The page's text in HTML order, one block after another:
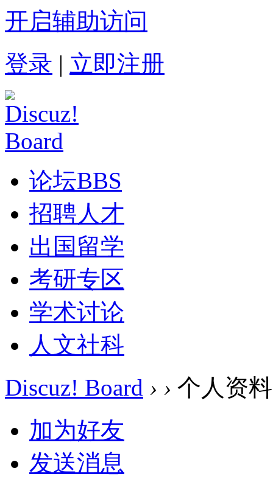
开启辅助访问
登录 | 立即注册
论坛BBS
招聘人才
出国留学
考研专区
学术讨论
人文社科
Discuz! Board › › 个人资料
加为好友
发送消息